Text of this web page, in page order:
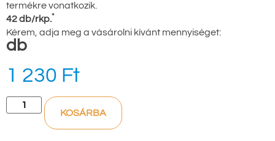
termékre vonatkozik.
42 db/rkp.*
Kérem, adja meg a vásárolni kívánt mennyiséget:
db
1 230 Ft
KOSÁRBA